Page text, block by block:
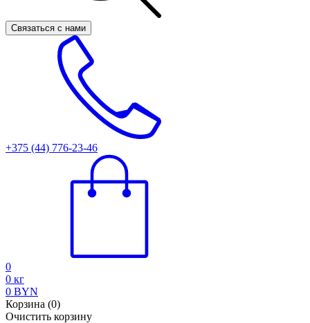
Связаться с нами
+375 (44) 776-23-46
0
0 кг
0 BYN
Корзина (0)
Очистить корзину